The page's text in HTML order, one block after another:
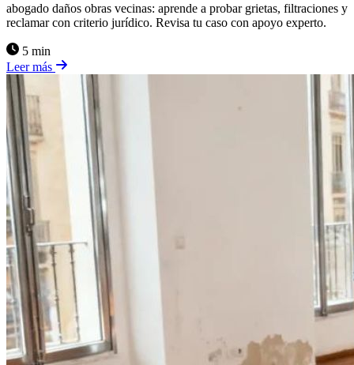
abogado daños obras vecinas: aprende a probar grietas, filtraciones y
reclamar con criterio jurídico. Revisa tu caso con apoyo experto.
5 min
Leer más